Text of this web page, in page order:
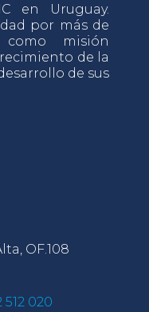
en Uruguay.
por más de
misión
de la
de sus
OF.108
512 020